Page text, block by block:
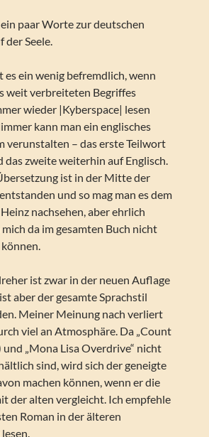
paar Worte zur deutschen
der Seele.
es ein wenig befremdlich, wenn
weit verbreiteten Begriffes
wieder |Kyberspace| lesen
kann man ein englisches
verunstalten – das erste Teilwort
das zweite weiterhin auf Englisch.
ist in der Mitte der
und so mag man es dem
nachsehen, aber ehrlich
mich da im gesamten Buch nicht
ist zwar in der neuen Auflage
aber der gesamte Sprachstil
Meiner Meinung nach verliert
viel an Atmosphäre. Da „Count
und „Mona Lisa Overdrive“ nicht
sind, wird sich der geneigte
machen können, wenn er die
der alten vergleicht. Ich empfehle
Roman in der älteren